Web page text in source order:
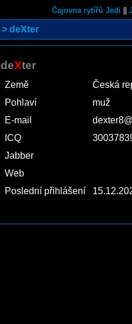
Čajovna rytířů Jedi
> deXter
deXter
Země
Česká
Pohlaví
muž
E-mail
ICQ
Jabber
Web
Poslední přihlášení